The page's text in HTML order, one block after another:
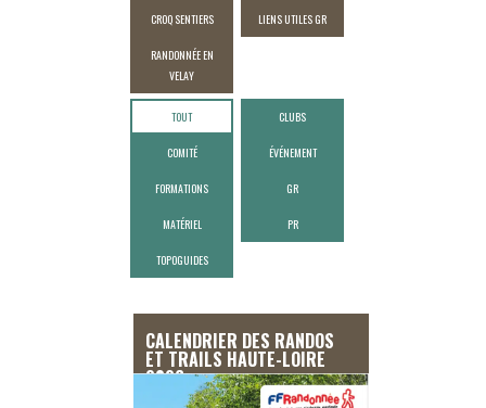
CROQ SENTIERS LIENS UTILES GR
RANDONNÉE EN
VELAY
TOUT CLUBS
COMITÉ ÉVÉNEMENT
FORMATIONS GR
MATÉRIEL PR
TOPOGUIDES
CALENDRIER DES RANDOS
ET TRAILS HAUTE-LOIRE
2026